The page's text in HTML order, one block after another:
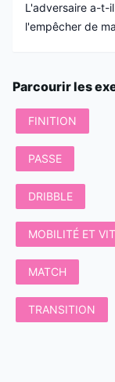
L'adversaire a-t-
l'empêcher de
Parcourir les
FINITION
PASSE
DRIBBLE
MOBILITÉ ET
MATCH
TRANSITION